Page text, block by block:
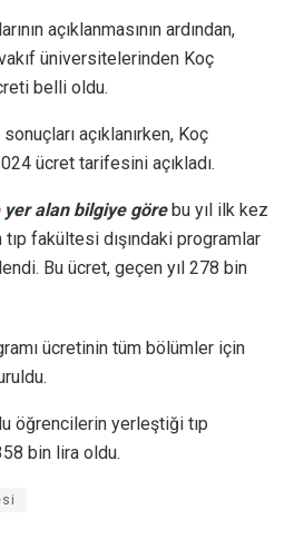
açıklanmasının ardından,
üniversitelerinden Koç
belli oldu.
açıklanırken, Koç
ücret tarifesini açıkladı.
yer alan bilgiye görebu yıl ilk kez
fakültesi dışındaki programlar
Bu ücret, geçen yıl 278 bin
ücretinin tüm bölümler için
öğrencilerin yerleştiği tıp
bin lira oldu.